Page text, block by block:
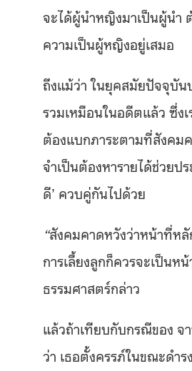
จะได้ผู้นำหญิงมาเป็นผู้นำ
ความเป็นผู้หญิงอยู่เสมอ
ถึงแม้ว่า ในยุคสมัยปัจจุบัน
รวมเหมือนในอดีตแล้ว ซึ่
ต้องแบกภาระตามที่สังคม
จำเป็นต้องหารายได้ช่วยป
ดี’ ควบคู่กันไปด้วย
“สังคมคาดหวังว่าหน้าที่ห
การเลี้ยงลูกก็ควรจะเป็นห
ธรรมศาสตร์กล่าว
แล้วถ้าเทียบกับกรณีของ จ
ว่า เธอตั้งครรภ์ในขณะดำ